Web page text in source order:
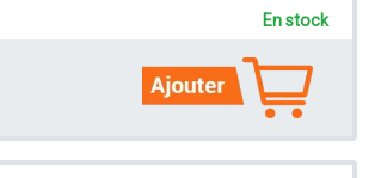
En stock